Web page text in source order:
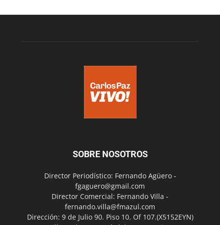
SOBRE NOSOTROS
Director Periodístico: Fernando Agüero -
fgaguero@gmail.com
Director Comercial: Fernando Villa -
fernando.villa@fmazul.com
Dirección: 9 de Julio 90. Piso 10. Of 107.(X5152EYN)